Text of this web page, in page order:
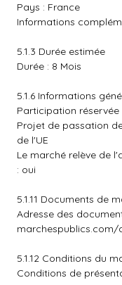
Pays : France
Informations
5.1.3 Durée estimée
Durée : 8 Mois
5.1.6 Informations
Participation
Projet de passation
de l'UE
Le marché relève de
: oui
5.1.11 Documents de
Adresse des
marchespublics.com/
5.1.12 Conditions du
Conditions de